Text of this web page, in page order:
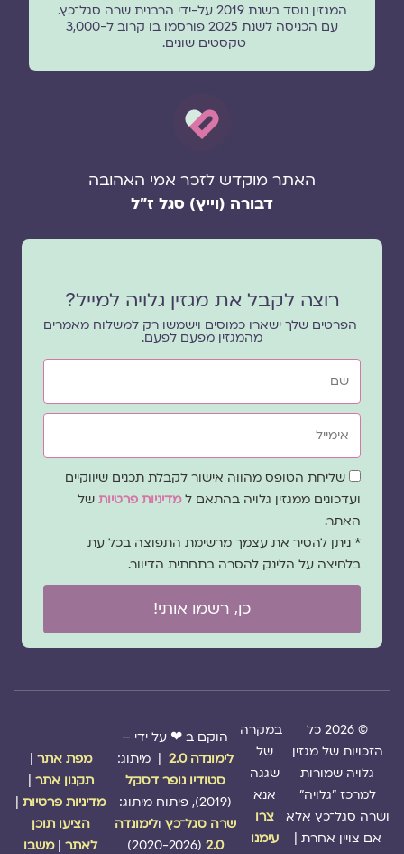
המגזין נוסד בשנת 2019 על-ידי הרבנית שרה סגל־כץ.
עם הכניסה לשנת 2025 פורסמו בו קרוב ל-3,000
טקסטים שונים.
האתר מוקדש לזכר אמי האהובה
דבורה (וייץ) סגל ז"ל
רוצה לקבל את מגזין גלויה למייל?
הפרטים שלך ישארו כמוסים וישמשו רק למשלוח מאמרים
מהמגזין מפעם לפעם.
שם
אימייל
שדה
הסכמה
שליחת הטופס מהווה אישור לקבלת תכנים שיווקיים
ועדכונים ממגזין גלויה בהתאם ל מדיניות פרטיותשל
האתר.
* ניתן להסיר את עצמך מרשימת התפוצה בכל עת
בלחיצה על הלינק להסרה בתחתית הדיוור.
כן, רשמו אותי!
© 2026 כל
הזכויות של מגזין
גלויה שמורות
למרכז "גלויה"
ושרה סגל־כץ אלא
אם צויין אחרת |
במקרה
של
שגגה
אנא
צרו
עימנו
הוקם ב ❤ על ידי –
לימונדה 2.0
| מיתוג:
סטודיו נופר דסקל
שרה סגל־כץולימונדה
2.0
(2020-2026)
מפת אתר|
תקנון אתר|
מדיניות פרטיות|
הציעו תוכן
לאתר| משבו